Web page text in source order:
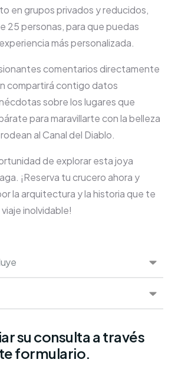
en grupos privados y reducidos,
25 personas, para que puedas
más personalizada.
comentarios directamente
compartirá contigo datos
sobre los lugares que
para maravillarte con la belleza
al Canal del Diablo.
de explorar esta joya
¡Reserva tu crucero ahora y
la arquitectura y la historia que te
inolvidable!
su consulta a través
formulario.